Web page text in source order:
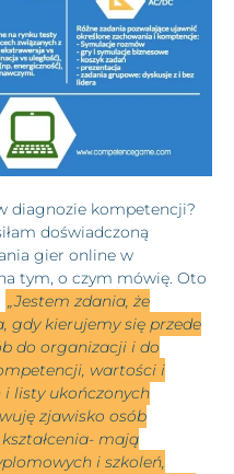
diagnozie kompetencji?
doświadczoną
gier online w
tym, o czym mówię. Oto
„Jestem zdania, że
gdy kierujemy się przede
do organizacji i do
wartości i
listy ukończonych
zjawisko osób
mają
i szkoleń,